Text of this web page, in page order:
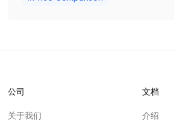
公司
关于我们
文档
介绍